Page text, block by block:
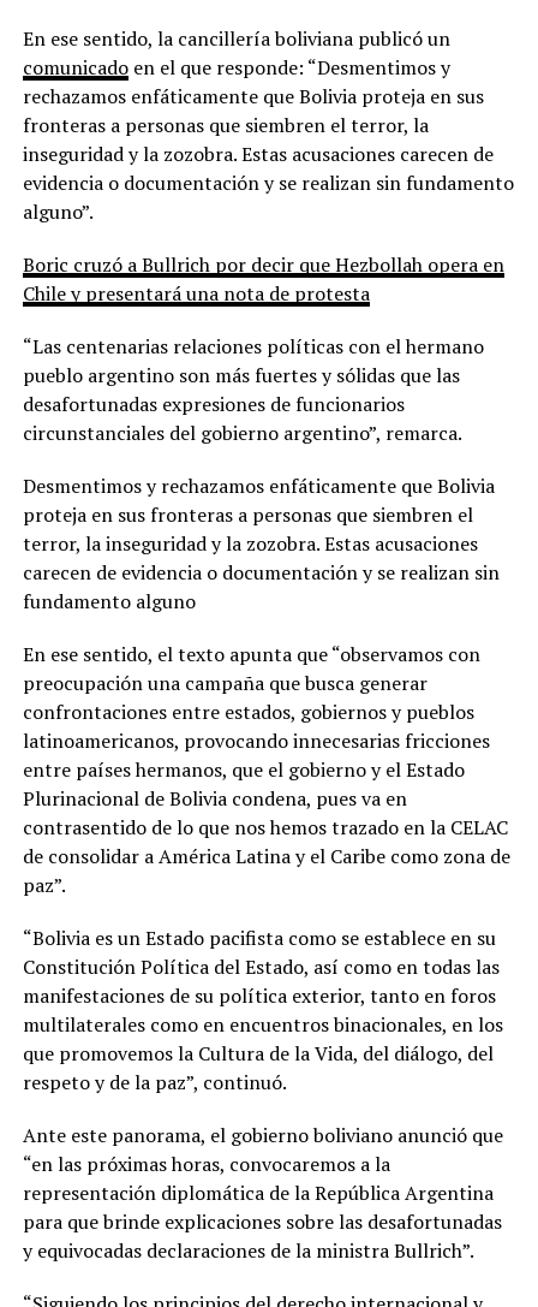
En ese sentido, la cancillería boliviana publicó un
comunicadoen el que responde: “Desmentimos y
rechazamos enfáticamente que Bolivia proteja en sus
fronteras a personas que siembren el terror, la
inseguridad y la zozobra. Estas acusaciones carecen de
evidencia o documentación y se realizan sin fundamento
alguno”.
Boric cruzó a Bullrich por decir que Hezbollah opera en
Chile y presentará una nota de protesta
“Las centenarias relaciones políticas con el hermano
pueblo argentino son más fuertes y sólidas que las
desafortunadas expresiones de funcionarios
circunstanciales del gobierno argentino”, remarca.
Desmentimos y rechazamos enfáticamente que Bolivia
proteja en sus fronteras a personas que siembren el
terror, la inseguridad y la zozobra. Estas acusaciones
carecen de evidencia o documentación y se realizan sin
fundamento alguno
En ese sentido, el texto apunta que “observamos con
preocupación una campaña que busca generar
confrontaciones entre estados, gobiernos y pueblos
latinoamericanos, provocando innecesarias fricciones
entre países hermanos, que el gobierno y el Estado
Plurinacional de Bolivia condena, pues va en
contrasentido de lo que nos hemos trazado en la CELAC
de consolidar a América Latina y el Caribe como zona de
paz”.
“Bolivia es un Estado pacifista como se establece en su
Constitución Política del Estado, así como en todas las
manifestaciones de su política exterior, tanto en foros
multilaterales como en encuentros binacionales, en los
que promovemos la Cultura de la Vida, del diálogo, del
respeto y de la paz”, continuó.
Ante este panorama, el gobierno boliviano anunció que
“en las próximas horas, convocaremos a la
representación diplomática de la República Argentina
para que brinde explicaciones sobre las desafortunadas
y equivocadas declaraciones de la ministra Bullrich”.